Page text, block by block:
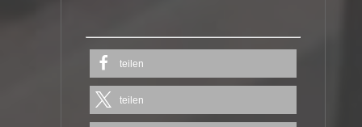
teilen
teilen